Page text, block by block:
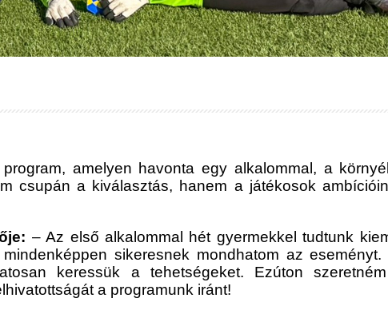
amelyen havonta egy alkalommal, a
csupán a kiválasztás, hanem a játékosok
– Az első alkalommal hét gyermekkel tudtunk
sikeresnek mondhatom az eseményt.
keressük a tehetségeket. Ezúton
a programunk iránt!